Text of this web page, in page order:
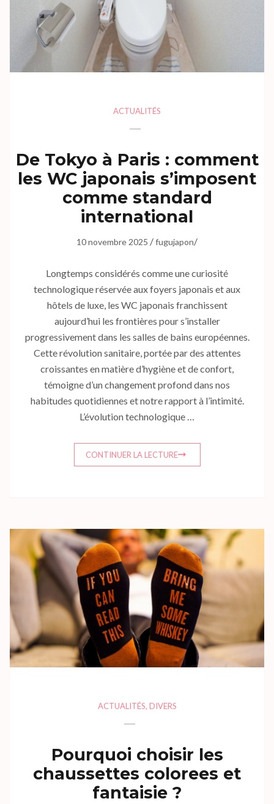
ACTUALITÉS
De Tokyo à Paris : comment
les WC japonais s’imposent
comme standard
international
10 novembre 2025 /fugujapon/
Longtemps considérés comme une curiosité
technologique réservée aux foyers japonais et aux
hôtels de luxe, les WC japonais franchissent
aujourd’hui les frontières pour s’installer
progressivement dans les salles de bains européennes.
Cette révolution sanitaire, portée par des attentes
croissantes en matière d’hygiène et de confort,
témoigne d’un changement profond dans nos
habitudes quotidiennes et notre rapport à l’intimité.
L’évolution technologique …
CONTINUER LA LECTURE
ACTUALITÉS, DIVERS
Pourquoi choisir les
chaussettes colorees et
fantaisie ?